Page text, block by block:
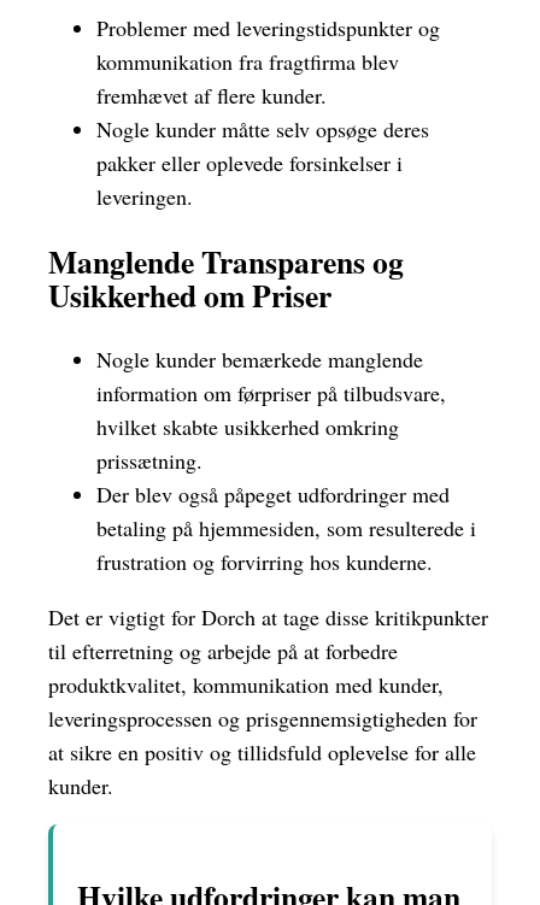
Problemer med leveringstidspunkter og
kommunikation fra fragtfirma blev
fremhævet af flere kunder.
Nogle kunder måtte selv opsøge deres
pakker eller oplevede forsinkelser i
leveringen.
Manglende Transparens og
Usikkerhed om Priser
Nogle kunder bemærkede manglende
information om førpriser på tilbudsvare,
hvilket skabte usikkerhed omkring
prissætning.
Der blev også påpeget udfordringer med
betaling på hjemmesiden, som resulterede i
frustration og forvirring hos kunderne.
Det er vigtigt for Dorch at tage disse kritikpunkter
til efterretning og arbejde på at forbedre
produktkvalitet, kommunikation med kunder,
leveringsprocessen og prisgennemsigtigheden for
at sikre en positiv og tillidsfuld oplevelse for alle
kunder.